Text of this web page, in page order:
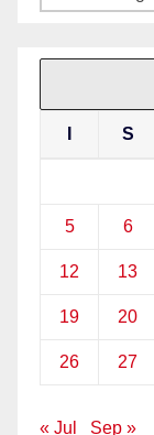
S
5 6
12 13
19 20
26 27
« Jul Sep »